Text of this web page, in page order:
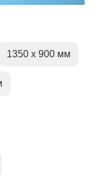
1350 х 900 мм